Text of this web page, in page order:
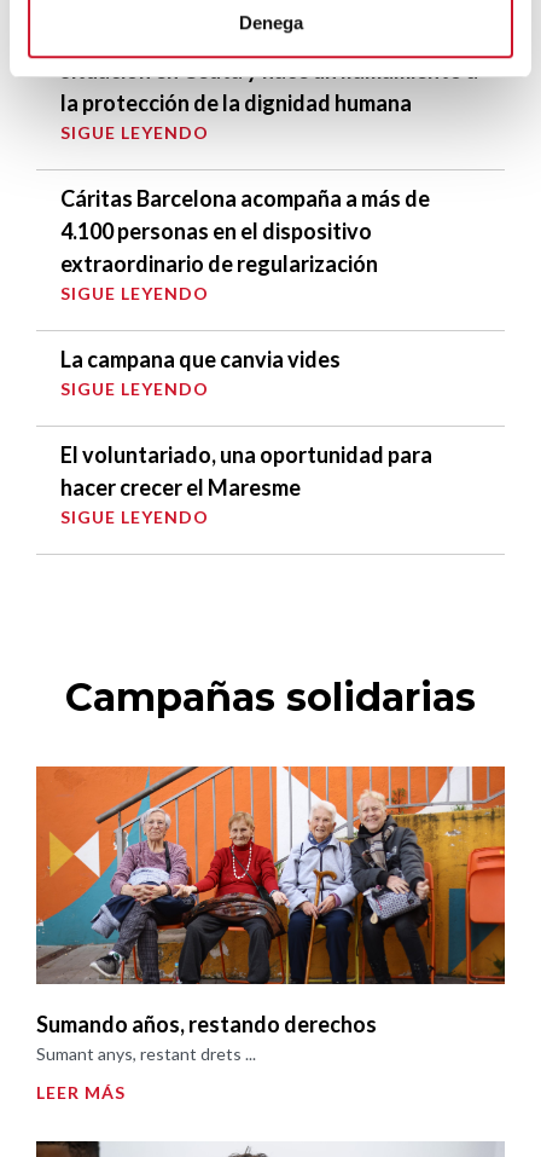
Denega
Cáritas expresa su preocupación por la
situación en Ceuta y hace un llamamiento a
la protección de la dignidad humana
SIGUE LEYENDO
Cáritas Barcelona acompaña a más de
4.100 personas en el dispositivo
extraordinario de regularización
SIGUE LEYENDO
La campana que canvia vides
SIGUE LEYENDO
El voluntariado, una oportunidad para
hacer crecer el Maresme
SIGUE LEYENDO
Campañas solidarias
Sumando años, restando derechos
Sumant anys, restant drets ...
LEER MÁS